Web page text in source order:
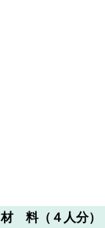
材 料（４人分）